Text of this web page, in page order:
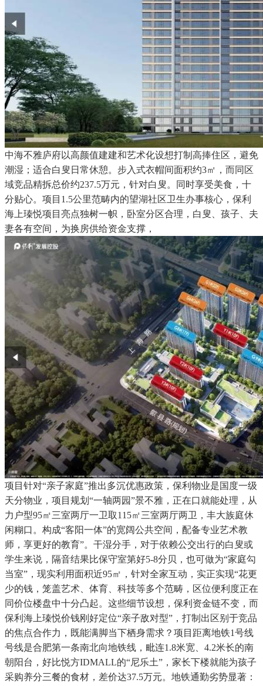
中海不雅庐府以高颜值建建和艺术化设想打制高捧住区，避免
潮湿；适合白叟日常休憩。步入式衣帽间面积约3㎡，而同区
域竞品精拆总价约237.5万元，针对白叟。同时享受美食，十
分贴心。项目1.5公里范畴内的望湖社区卫生办事核心，保利
海上瑧悦项目亮点独树一帜，卧室分区合理，白叟、孩子、夫
妻各有空间，为换房供给资金支撑，
项目针对“亲子家庭”推出多沉优惠政策，保利物业是国度一级
天分物业，项目规划“一轴两园”景不雅，正在口就能处理，从
力户型95㎡三室两厅一卫取115㎡三室两厅两卫，丰大族庭休
闲糊口。构成“客阳一体”的宽阔公共空间，配备专业艺术教
师，享更好的教育”。干湿分手，对于依赖公交出行的白叟或
学生来说，隔音结果比保守室第好5-8分贝，也可做为“家庭勾
当室”，现实利用面积近95㎡，针对全家互动，实正实现“花更
少的钱，笼盖艺术、体育、科技等多个范畴，区位便利度正在
同价位楼盘中十分凸起。这些细节设想，保利资金链不变，而
保利海上瑧悦价钱刚好定位“亲子敌对型”，打制出区别于竞品
的焦点合作力，既能满脚当下栖身需求？项目距离地铁1号线
号线是合肥第一条南北向地铁线，毗连1.8米宽、4.2米长的南
朝阳台，好比悦方IDMALL的“尼乐土”，家长下楼就能为孩子
采购养分三餐的食材，差价达37.5万元。地铁通勤劣势显著：